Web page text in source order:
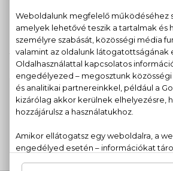
9.470 Ft
KAPCSOLÓDÓ TERMÉKEK
100% eredeti termékek,
14 napos
garanciával
20 779 1924